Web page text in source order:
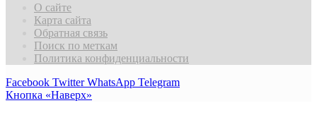
О сайте
Карта сайта
Обратная связь
Поиск по меткам
Политика конфиденциальности
Facebook Twitter WhatsApp Telegram
Кнопка «Наверх»